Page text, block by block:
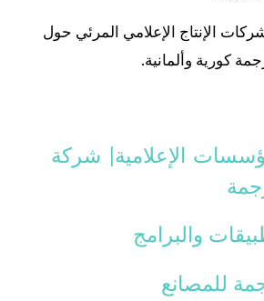
الإنتاج الإعلامي المرئي حول
كورية وألمانية.
الإعلامية| شركة
والبرامج
للمصانع